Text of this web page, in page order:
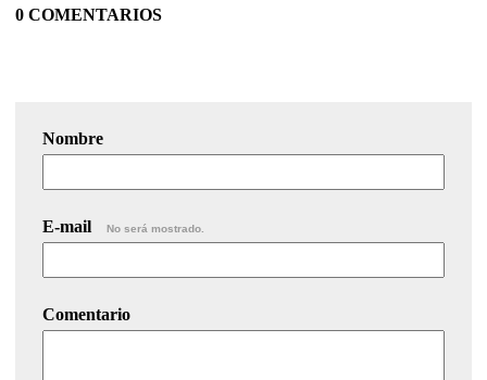
0 COMENTARIOS
Nombre
E-mail No será mostrado.
Comentario